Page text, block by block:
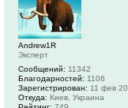
Andrew1R
Эксперт
Сообщений: 11342
Благодарностей: 1106
Зарегистрирован: 11 фев
Откуда: Киев, Украина